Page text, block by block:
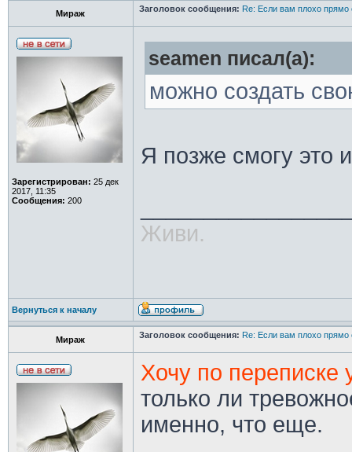
Мираж Заголовок сообщения: Re: Если вам плохо прямо
Зарегистрирован: 25 дек
2017, 11:35
Сообщения: 200
seamen писал(а):
можно создать
Я позже смогу это
Живи.
Вернуться к началу
Мираж Заголовок сообщения: Re: Если вам плохо прямо
Хочу по переписке
только ли
именно, что еще.